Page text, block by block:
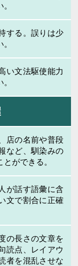
する。誤りは少
い文法駆使能力
店の名前や普段
など、馴染みの
ができる。
が話す語彙に含
文で割合に正確
の長さの文章を
読点、レイアウ
者を混乱させな